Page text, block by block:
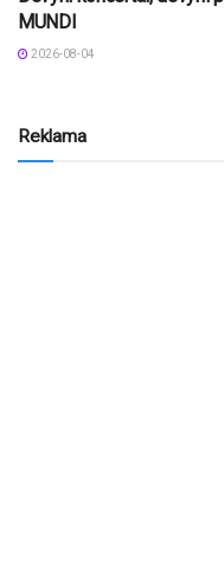
MUNDI
2026-08-04
Reklama